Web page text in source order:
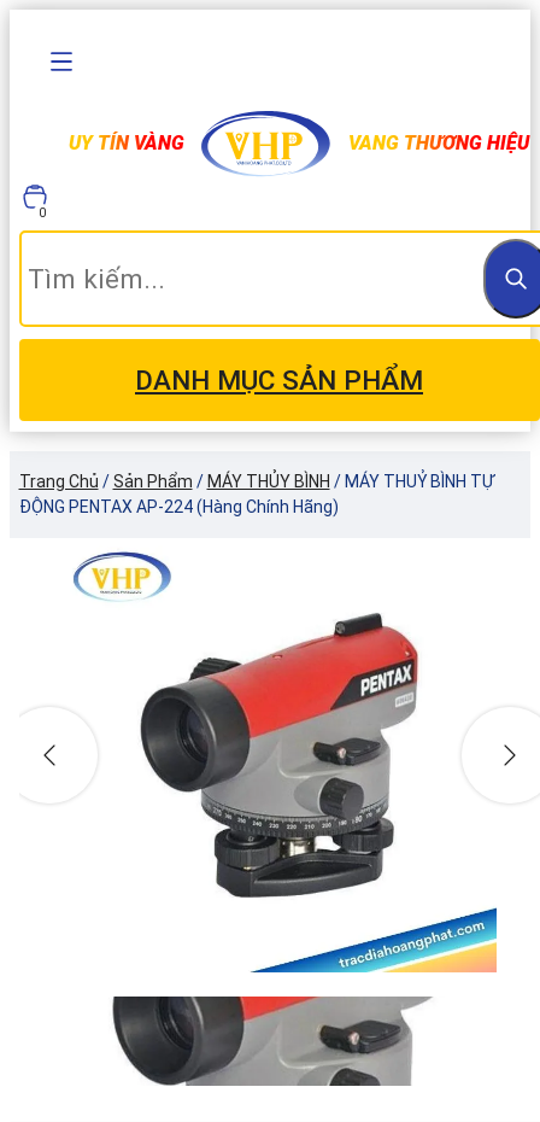
UY TÍN VÀNG VANG THƯƠNG HIỆU
0
DANH MỤC SẢN PHẨM
Trang Chủ / Sản Phẩm / MÁY THỦY BÌNH / MÁY THUỶ BÌNH TỰ
ĐỘNG PENTAX AP-224 (Hàng Chính Hãng)